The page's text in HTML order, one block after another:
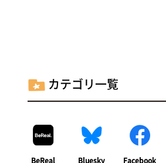
カテゴリ一覧
BeReal Bluesky Facebook